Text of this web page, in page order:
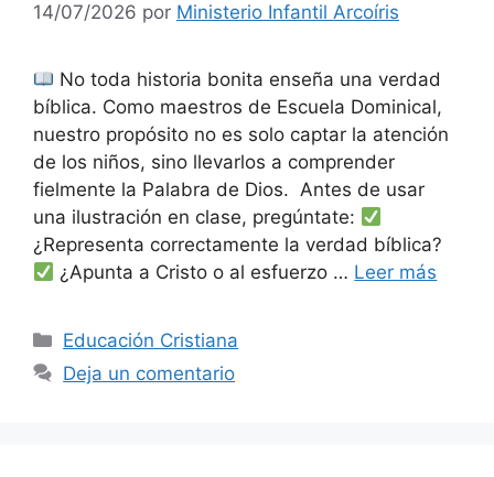
14/07/2026 por Ministerio Infantil Arcoíris
No toda historia bonita enseña una verdad
bíblica. Como maestros de Escuela Dominical,
nuestro propósito no es solo captar la atención
de los niños, sino llevarlos a comprender
fielmente la Palabra de Dios. Antes de usar
una ilustración en clase, pregúntate:
¿Representa correctamente la verdad bíblica?
¿Apunta a Cristo o al esfuerzo … Leer más
Educación Cristiana
Deja un comentario